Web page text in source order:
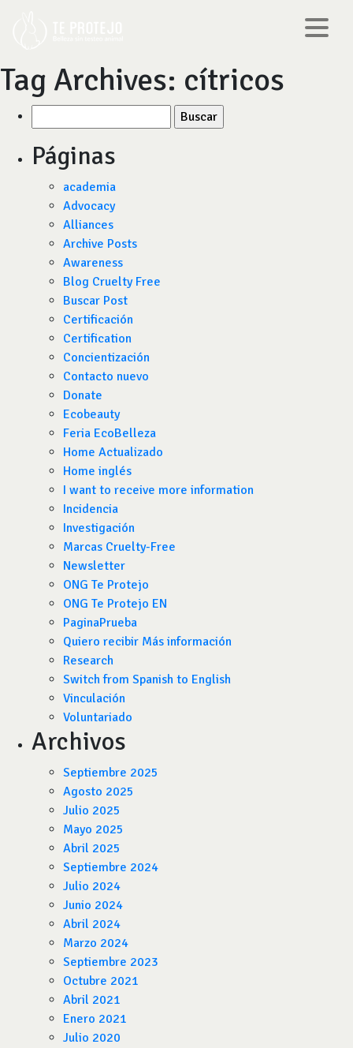
Tag Archives: cítricos
por:
Páginas
academia
Advocacy
Alliances
Archive Posts
Awareness
Blog Cruelty Free
Buscar Post
Certificación
Certification
Concientización
Contacto nuevo
Donate
Ecobeauty
Feria EcoBelleza
Home Actualizado
Home inglés
I want to receive more information
Incidencia
Investigación
Marcas Cruelty-Free
Newsletter
ONG Te Protejo
ONG Te Protejo EN
PaginaPrueba
Quiero recibir Más información
Research
Switch from Spanish to English
Vinculación
Voluntariado
Archivos
Septiembre 2025
Agosto 2025
Julio 2025
Mayo 2025
Abril 2025
Septiembre 2024
Julio 2024
Junio 2024
Abril 2024
Marzo 2024
Septiembre 2023
Octubre 2021
Abril 2021
Enero 2021
Julio 2020